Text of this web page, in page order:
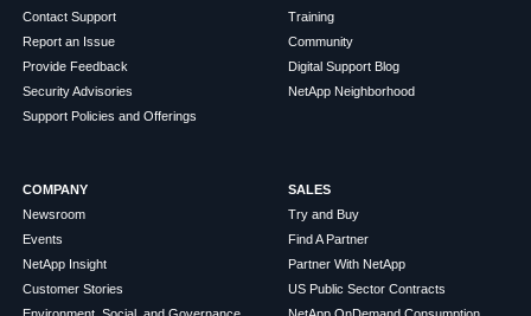
Contact Support
Report an Issue
Provide Feedback
Security Advisories
Support Policies and Offerings
Training
Community
Digital Support Blog
NetApp Neighborhood
COMPANY
Newsroom
Events
NetApp Insight
Customer Stories
SALES
Try and Buy
Find A Partner
Partner With NetApp
US Public Sector Contracts